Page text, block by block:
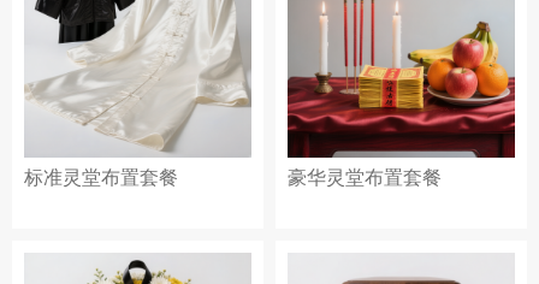
标准灵堂布置套餐 豪华灵堂布置套餐